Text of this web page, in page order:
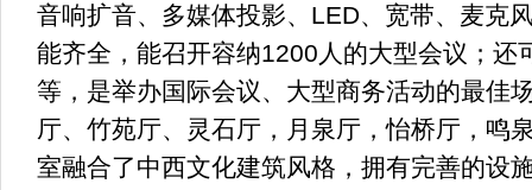
音响扩音、多媒体投影、LED、宽带、麦克
能齐全，能召开容纳1200人的大型会议；还
等，是举办国际会议、大型商务活动的最佳
厅、竹苑厅、灵石厅，月泉厅，怡桥厅，鸣
室融合了中西文化建筑风格，拥有完善的设